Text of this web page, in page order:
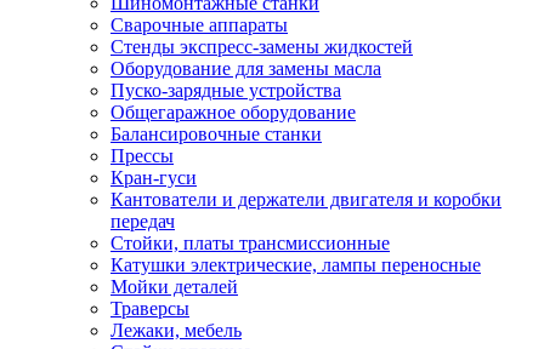
Сварочные аппараты
Стенды экспресс-замены жидкостей
Оборудование для замены масла
Пуско-зарядные устройства
Общегаражное оборудование
Балансировочные станки
Прессы
Кран-гуси
Кантователи и держатели двигателя и коробки
передач
Стойки, платы трансмиссионные
Катушки электрические, лампы переносные
Мойки деталей
Траверсы
Лежаки, мебель